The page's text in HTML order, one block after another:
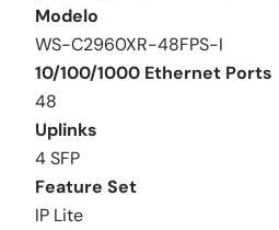
Modelo
WS-C2960XR-48FPS-I
10/100/1000 Ethernet Ports
48
Uplinks
4 SFP
Feature Set
IP Lite